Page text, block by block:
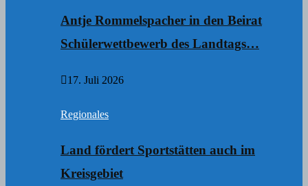
Antje Rommelspacher in den Beirat
Schülerwettbewerb des Landtags…
17. Juli 2026
Regionales
Land fördert Sportstätten auch im
Kreisgebiet